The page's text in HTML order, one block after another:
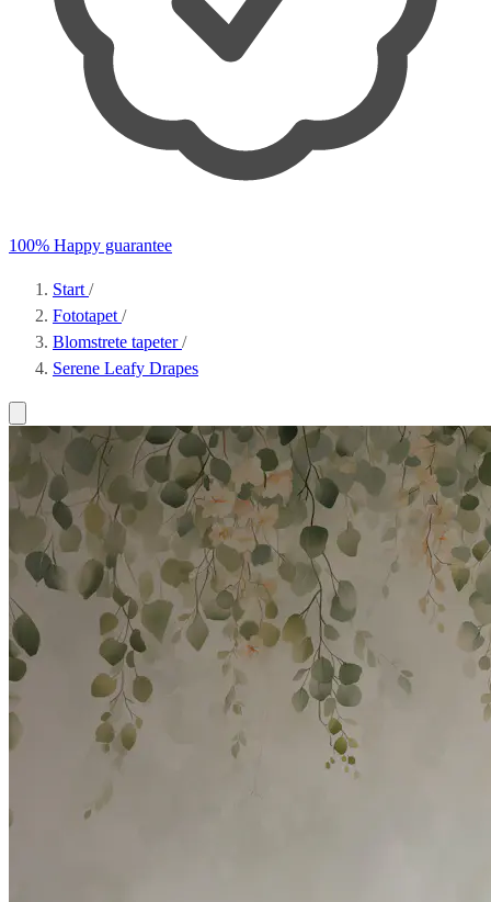
100% Happy guarantee
Start /
Fototapet /
Blomstrete tapeter/
Serene Leafy Drapes